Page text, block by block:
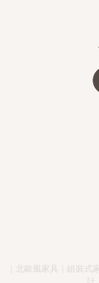
｜北歐風家具｜組裝